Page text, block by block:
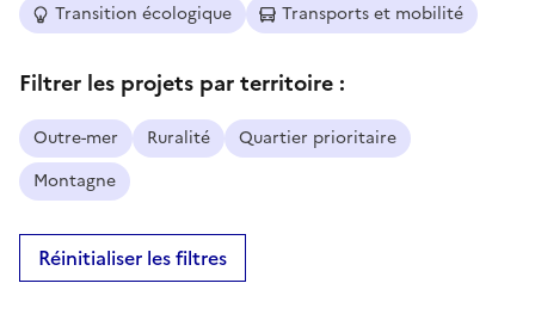
Transition écologique
Transports et mobilité
Filtrer les projets par territoire :
Outre-mer Ruralité
Quartier prioritaire
Montagne
Réinitialiser les filtres